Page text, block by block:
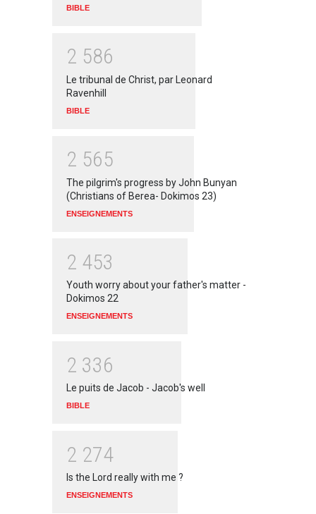
BIBLE
2 586
Le tribunal de Christ, par Leonard
Ravenhill
BIBLE
2 565
The pilgrim's progress by John Bunyan
(Christians of Berea- Dokimos 23)
ENSEIGNEMENTS
2 453
Youth worry about your father's matter -
Dokimos 22
ENSEIGNEMENTS
2 336
Le puits de Jacob - Jacob's well
BIBLE
2 274
Is the Lord really with me ?
ENSEIGNEMENTS